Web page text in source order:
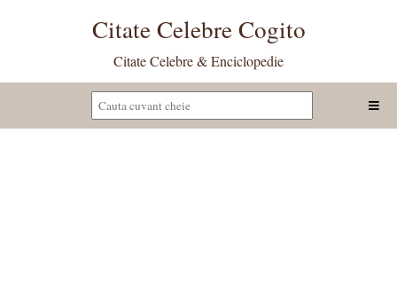
Citate Celebre Cogito
Citate Celebre & Enciclopedie